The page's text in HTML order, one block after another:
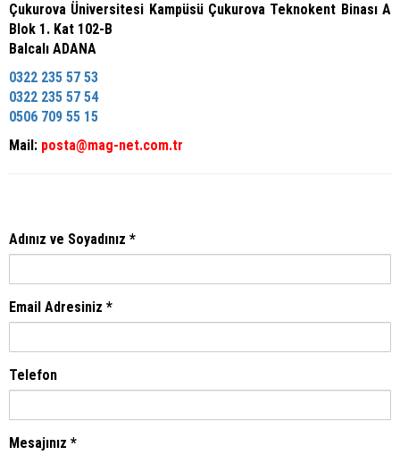
Çukurova Üniversitesi Kampüsü Çukurova Teknokent Binası A
Blok 1. Kat 102-B
Balcalı ADANA
0322 235 57 53
0322 235 57 54
0506 709 55 15
Mail: posta@mag-net.com.tr
Adınız ve Soyadınız *
Email Adresiniz *
Telefon
Mesajınız *